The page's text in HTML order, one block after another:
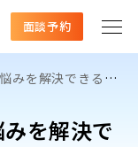
面談予約
お客様の課題を聞き、悩みを解決できるコミュニケーションの空間へWEBサイトをアップデート
を解決で